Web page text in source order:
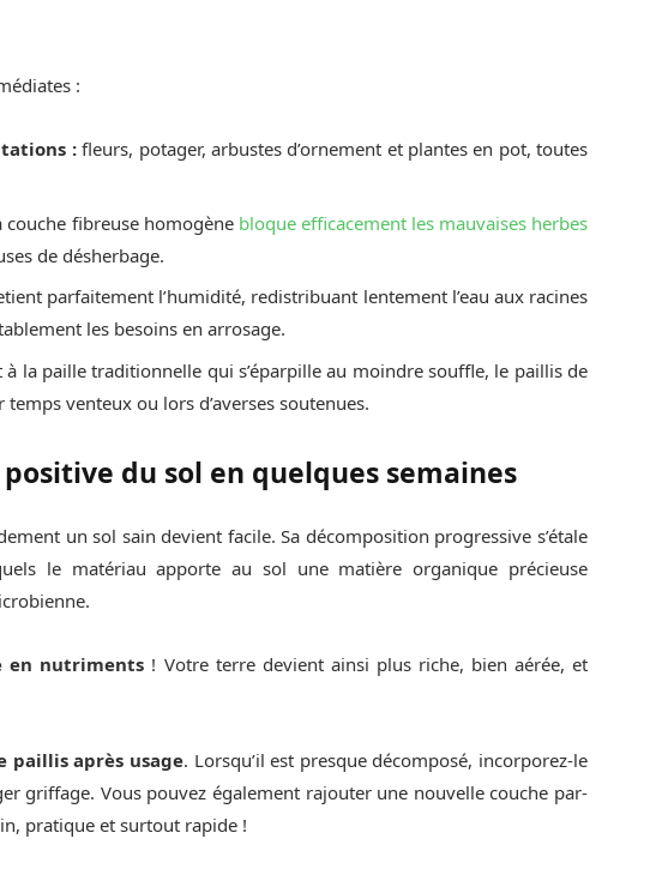
:
:fleurs, potager, arbustes d’ornement et plantes en pot, toutes
couche fibreuse homogène bloque efficacement les mauvaises herbes
de désherbage.
parfaitement l’humidité, redistribuant lentement l’eau aux racines
les besoins en arrosage.
la paille traditionnelle qui s’éparpille au moindre souffle, le paillis de
venteux ou lors d’averses soutenues.
du sol en quelques semaines
un sol sain devient facile. Sa décomposition progressive s’étale
le matériau apporte au sol une matière organique précieuse
en nutriments ! Votre terre devient ainsi plus riche, bien aérée, et
paillis après usage. Lorsqu’il est presque décomposé, incorporez-le
griffage. Vous pouvez également rajouter une nouvelle couche par-
pratique et surtout rapide !